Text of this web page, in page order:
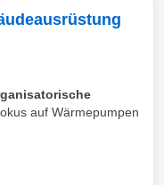
auf Wärmepumpen